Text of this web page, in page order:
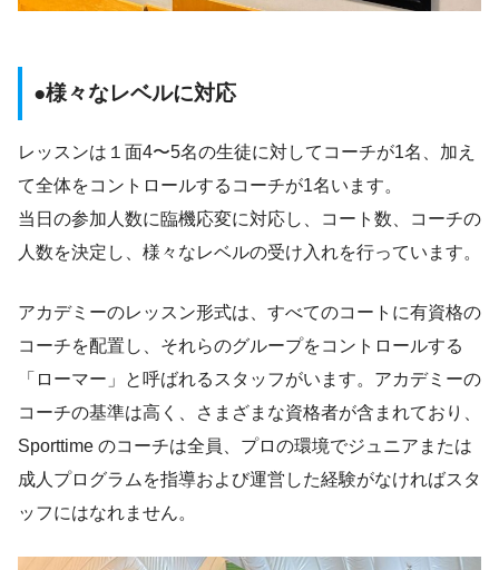
●様々なレベルに対応
レッスンは１面4〜5名の生徒に対してコーチが1名、加え
て全体をコントロールするコーチが1名います。
当日の参加人数に臨機応変に対応し、コート数、コーチの
人数を決定し、様々なレベルの受け入れを行っています。
アカデミーのレッスン形式は、すべてのコートに有資格の
コーチを配置し、それらのグループをコントロールする
「ローマー」と呼ばれるスタッフがいます。アカデミーの
コーチの基準は高く、さまざまな資格者が含まれており、
Sporttime のコーチは全員、プロの環境でジュニアまたは
成人プログラムを指導および運営した経験がなければスタ
ッフにはなれません。